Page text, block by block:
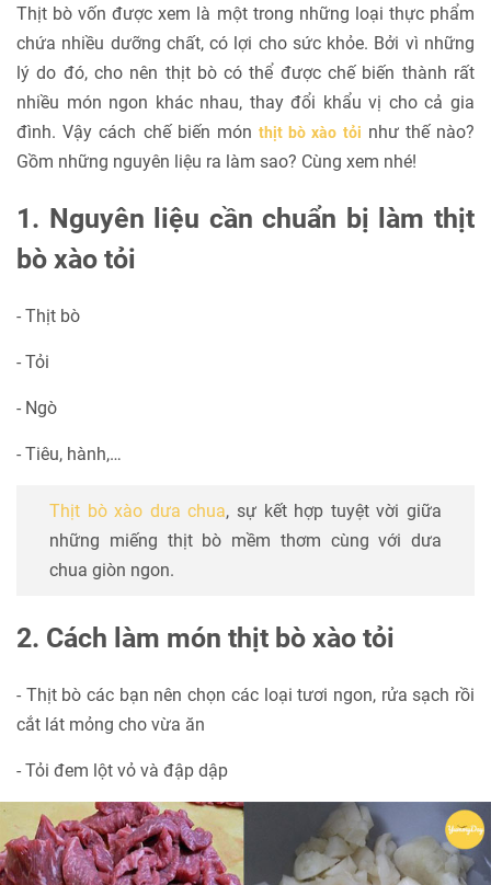
Thịt bò vốn được xem là một trong những loại thực phẩm
chứa nhiều dưỡng chất, có lợi cho sức khỏe. Bởi vì những
lý do đó, cho nên thịt bò có thể được chế biến thành rất
nhiều món ngon khác nhau, thay đổi khẩu vị cho cả gia
đình. Vậy cách chế biến món thịt bò xào tỏi như thế nào?
Gồm những nguyên liệu ra làm sao? Cùng xem nhé!
1. Nguyên liệu cần chuẩn bị làm thịt
bò xào tỏi
- Thịt bò
- Tỏi
- Ngò
- Tiêu, hành,…
Thịt bò xào dưa chua, sự kết hợp tuyệt vời giữa
những miếng thịt bò mềm thơm cùng với dưa
chua giòn ngon.
2. Cách làm món thịt bò xào tỏi
- Thịt bò các bạn nên chọn các loại tươi ngon, rửa sạch rồi
cắt lát mỏng cho vừa ăn
- Tỏi đem lột vỏ và đập dập